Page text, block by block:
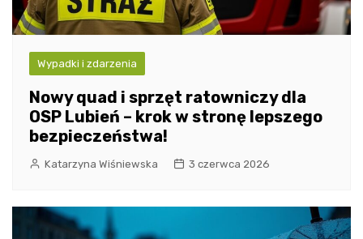
Wypadki i zdarzenia
Nowy quad i sprzęt ratowniczy dla
OSP Lubień – krok w stronę lepszego
bezpieczeństwa!
Katarzyna Wiśniewska 3 czerwca 2026